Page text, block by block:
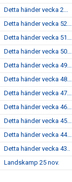
Detta händer vecka 2...
Detta händer vecka 52...
Detta händer vecka 51...
Detta händer vecka 50...
Detta händer vecka 49...
Detta händer vecka 48...
Detta händer vecka 47...
Detta händer vecka 46...
Detta händer vecka 45...
Detta händer vecka 44...
Detta händer vecka 43..
Landskamp 25 nov.